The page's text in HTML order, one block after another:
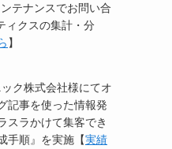
テナンスでお問い合
ィクスの集計・分
】
ク株式会社様にてオ
記事を使った情報発
スラかけて集客でき
手順』を実施【実績